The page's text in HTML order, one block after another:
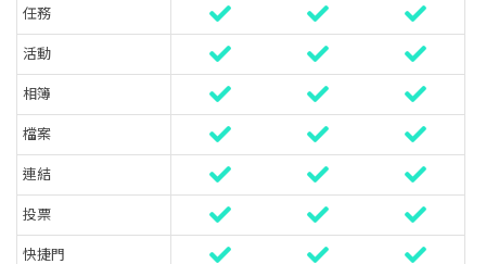
任務
活動
相簿
檔案
連結
投票
快捷門